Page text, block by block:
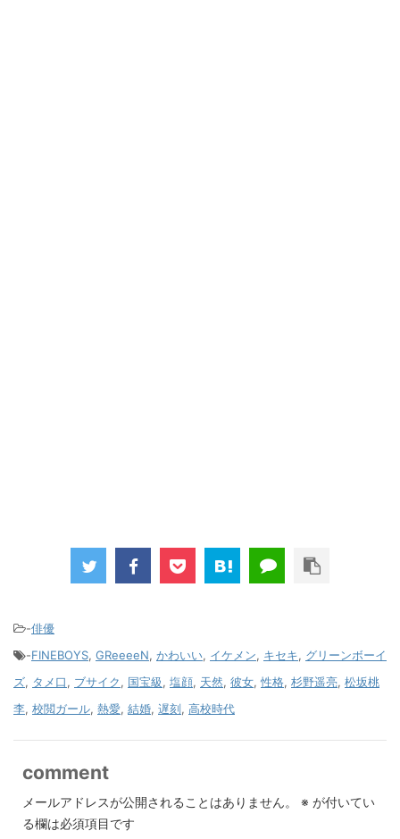
-俳優
-FINEBOYS, GReeeeN, かわいい, イケメン, キセキ, グリーンボーイ
ズ, タメ口, ブサイク, 国宝級, 塩顔, 天然, 彼女, 性格, 杉野遥亮, 松坂桃
李, 校閲ガール, 熱愛, 結婚, 遅刻, 高校時代
comment
メールアドレスが公開されることはありません。 ※ が付いてい
る欄は必須項目です